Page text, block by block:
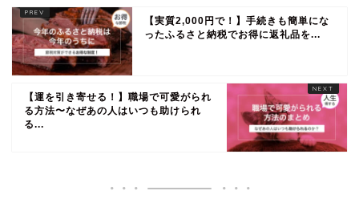
【実質2,000円で！】手続きも簡単にな
ったふるさと納税でお得に返礼品を...
【運を引き寄せる！】職場で可愛がられ
る方法〜なぜあの人はいつも助けられ
る...